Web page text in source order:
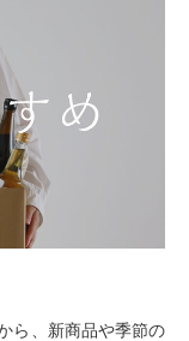
ら、新商品や季節の